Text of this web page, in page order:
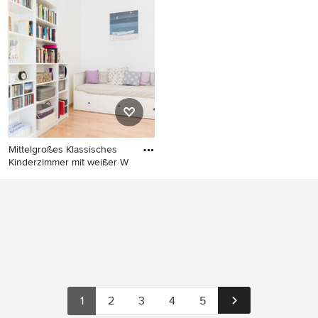
Modernes Jugendzimmer mit
weißer Wandfarbe, braunem
Holzboden und braunem
Boden in Bremen
Mittelgroßes Klassisches
Kinderzimmer mit weißer W
1 2 3 4 5